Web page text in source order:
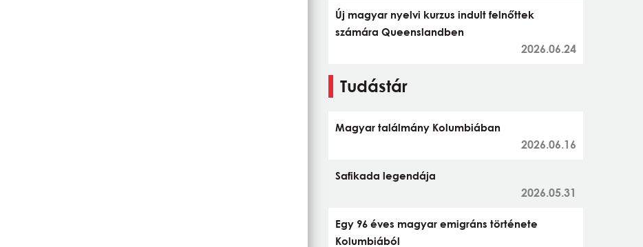
Új magyar nyelvi kurzus indult felnőttek
számára Queenslandben
2026.06.24
Tudástár
Magyar találmány Kolumbiában
2026.06.16
Safikada legendája
2026.05.31
Egy 96 éves magyar emigráns története
Kolumbiából